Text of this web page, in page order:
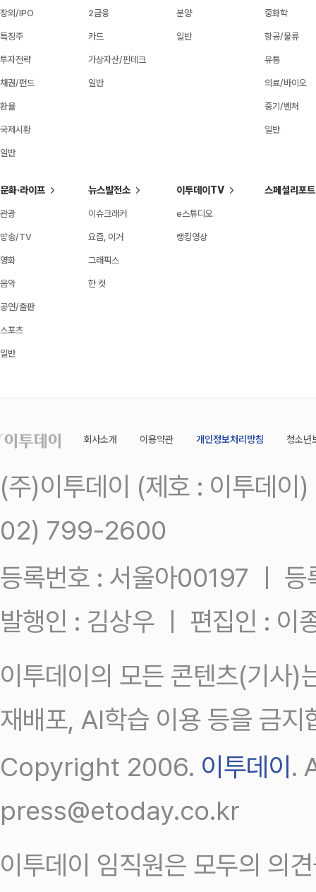
장외/IPO
특징주
투자전략
채권/펀드
환율
국제시황
일반
2금융
카드
가상자산/핀테크
일반
분양
일반
중화학
항공/물류
유통
의료/바이오
중기/벤처
일반
문화·라이프
관광
방송/TV
영화
음악
공연/출판
스포츠
일반
뉴스발전소
이슈크래커
요즘, 이거
그래픽스
한 컷
이투데이TV
e스튜디오
랭킹영상
스페셜리포트
회사소개 이용약관 개인정보처리방침 청소년
(주)이투데이 (제호 : 이투데
02) 799-2600
등록번호 : 서울아00197 ㅣ
발행인 : 김상우 ㅣ 편집인 : 이
이투데이의 모든 콘텐츠(기사)
재배포, AI학습 이용 등을 금지
Copyright 2006. 이투데이.
press@etoday.co.kr
이투데이 임직원은 모두의 의